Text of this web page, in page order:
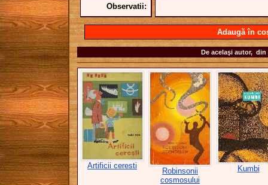
Observatii:
Adaugă în
De acelaşi autor, din
Artificii ceresti
Robinsonii
cosmosului
Kumbi